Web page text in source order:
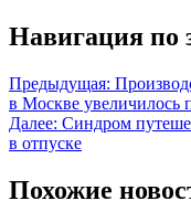
Навигация по
Предыдущая:
в Москве увеличилось
Далее: Синдром
в отпуске
Похожие